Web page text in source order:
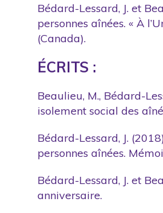
Bédard-Lessard, J. et
personnes aînées. « À
(Canada).
ÉCRITS :
Beaulieu, M., Bédard-
isolement social des
Bédard-Lessard, J.
personnes aînées.
Bédard-Lessard, J. et
anniversaire.